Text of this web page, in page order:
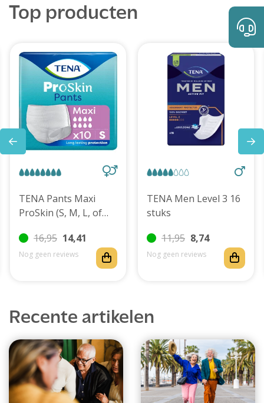
Top producten
TENA Pants Maxi
ProSkin (S, M, L, of
16,95 14,41
Nog geen reviews
TENA Men Level 3 16
stuks
11,95 8,74
Nog geen reviews
Recente artikelen